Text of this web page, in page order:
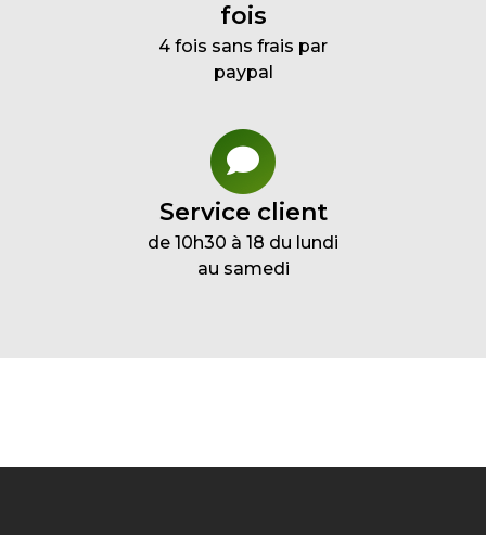
fois
4 fois sans frais par
paypal
Service client
de 10h30 à 18 du lundi
au samedi